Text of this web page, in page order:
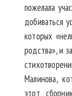
пожелала
добиваться
которых
родства», и
Малинова,
этот